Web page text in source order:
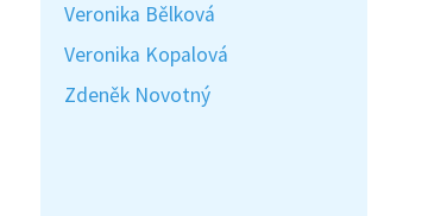
Veronika Bělková
Veronika Kopalová
Zdeněk Novotný